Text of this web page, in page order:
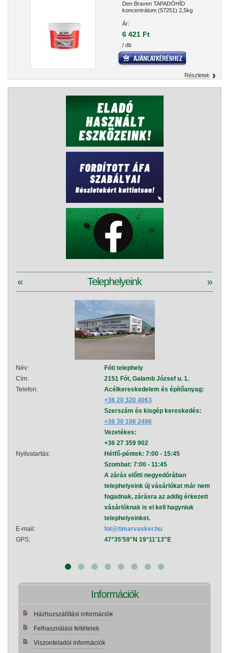
Den Braven TAPADÓHÍD
koncentrátum (57251) 2,5kg
Ár:
6 421 Ft
/ db
Részletek
Telephelyeink
« »
Név:
Fóti telephely
Cím:
2151 Fót, Galamb József u. 1.
Telefon:
Acélkereskedelem és építőanyag:
+36 20 320 4063
Szerszám és kisgép kereskedés:
+36 30 106 2496
Vezetékes:
+36 27 359 902
Nyitvatartás:
Hétfő-péntek: 7:00 - 15:45
Szombat: 7:00 - 11:45
A zárás előtti negyedórában
telephelyeink új vásárlókat már nem
fogadnak, zárásra az addig érkezett
vásárlóknak is el kell hagyniuk
telephelyeinket.
E-mail:
fot@timarvasker.hu
GPS:
47°35'59"N 19°11'13"E
Információk
Házhozszállítási információk
Felhasználási feltételek
Viszonteladói információk